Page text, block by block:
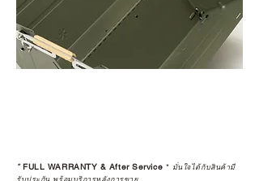
*FULL WARRANTY & After Service * มั่นใจได้กับสินค้ามี